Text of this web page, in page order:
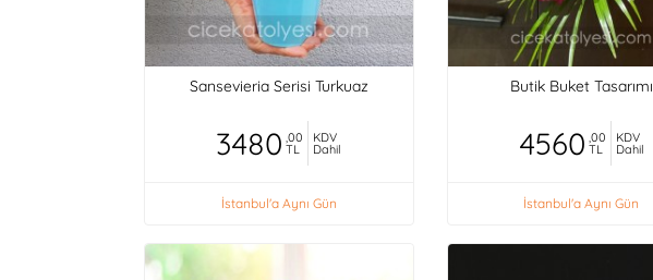
Sansevieria Serisi Turkuaz
3480 ,00
TL
KDV
Dahil
İstanbul'a Aynı Gün
Butik Buket Tasarımı
4560 ,00
TL
KDV
Dahil
İstanbul'a Aynı Gün